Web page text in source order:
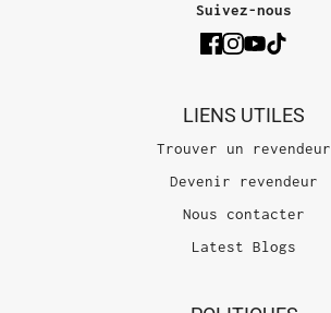
Suivez-nous
LIENS UTILES
Trouver un revendeur
Devenir revendeur
Nous contacter
Latest Blogs